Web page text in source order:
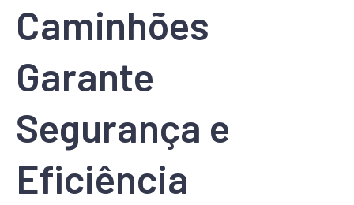
Caminhões
Garante
Segurança e
Eficiência